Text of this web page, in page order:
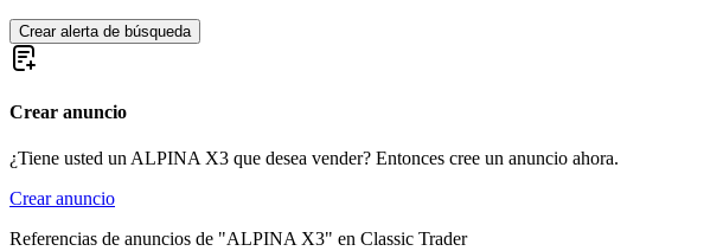
Crear alerta de búsqueda
Crear anuncio
¿Tiene usted un ALPINA X3 que desea vender? Entonces cree un anuncio ahora.
Crear anuncio
Referencias de anuncios de "ALPINA X3" en Classic Trader